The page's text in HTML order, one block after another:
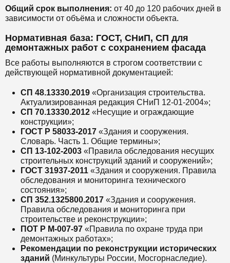
Общий срок выполнения: от 40 до 120 рабочих дней в
зависимости от объёма и сложности объекта.
Нормативная база: ГОСТ, СНиП, СП для
демонтажных работ с сохранением фасада
Все работы выполняются в строгом соответствии с
действующей нормативной документацией:
СП 48.13330.2019 «Организация строительства.
Актуализированная редакция СНиП 12-01-2004»;
СП 70.13330.2012 «Несущие и ограждающие
конструкции»;
ГОСТ Р 58033-2017 «Здания и сооружения.
Словарь. Часть 1. Общие термины»;
СП 13-102-2003 «Правила обследования несущих
строительных конструкций зданий и сооружений»;
ГОСТ 31937-2011 «Здания и сооружения. Правила
обследования и мониторинга технического
состояния»;
СП 352.1325800.2017 «Здания и сооружения.
Правила обследования и мониторинга при
строительстве и реконструкции»;
ПОТ Р М-007-97 «Правила по охране труда при
демонтажных работах»;
Рекомендации по реконструкции исторических
зданий (Минкультуры России, Мосгорнаследие).